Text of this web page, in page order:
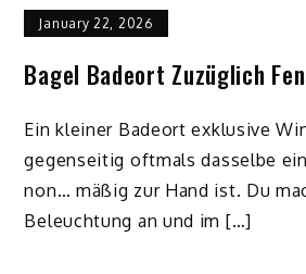
January 22, 2026
Bagel Badeort Zuzüglich
Ein kleiner Badeort exklusive
gegenseitig oftmals dasselbe
non… mäßig zur Hand ist. Du
Beleuchtung an und im […]